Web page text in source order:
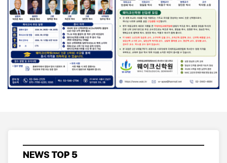
NEWS TOP 5